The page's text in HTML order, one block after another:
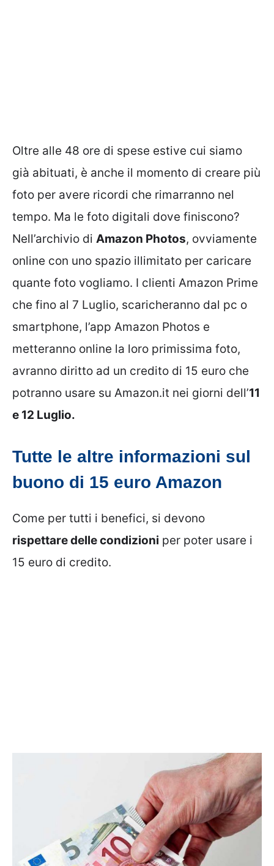
Oltre alle 48 ore di spese estive cui siamo
già abituati, è anche il momento di creare più
foto per avere ricordi che rimarranno nel
tempo. Ma le foto digitali dove finiscono?
Nell’archivio di Amazon Photos, ovviamente
online con uno spazio illimitato per caricare
quante foto vogliamo. I clienti Amazon Prime
che fino al 7 Luglio, scaricheranno dal pc o
smartphone, l’app Amazon Photos e
metteranno online la loro primissima foto,
avranno diritto ad un credito di 15 euro che
potranno usare su Amazon.it nei giorni dell’11
e 12 Luglio.
Tutte le altre informazioni sul
buono di 15 euro Amazon
Come per tutti i benefici, si devono
rispettare delle condizioni per poter usare i
15 euro di credito.